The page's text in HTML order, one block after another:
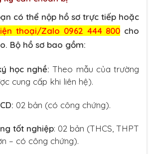
có thể nộp hồ sơ trực tiếp hoặc
thoại/Zalo 0962 444 800 cho
Bộ hồ sơ bao gồm:
học nghề:Theo mẫu của trường
cung cấp khi liên hệ).
02 bản (có công chứng).
tốt nghiệp: 02 bản (THCS, THPT
– có công chứng).